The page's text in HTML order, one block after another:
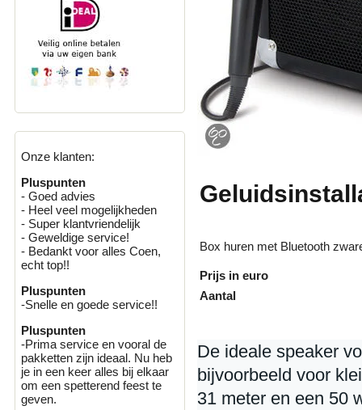
Onze klanten:
Pluspunten
- Goed advies
- Heel veel mogelijkheden
- Super klantvriendelijk
- Geweldige service!
- Bedankt voor alles Coen,
echt top!!
Pluspunten
-Snelle en goede service!!
Pluspunten
-Prima service en vooral de
pakketten zijn ideaal. Nu heb
je in een keer alles bij elkaar
om een spetterend feest te
geven.
Box huren met Bluetooth
Prijs in euro
Aantal
De ideale speaker
bijvoorbeeld voor
31 meter en een 50